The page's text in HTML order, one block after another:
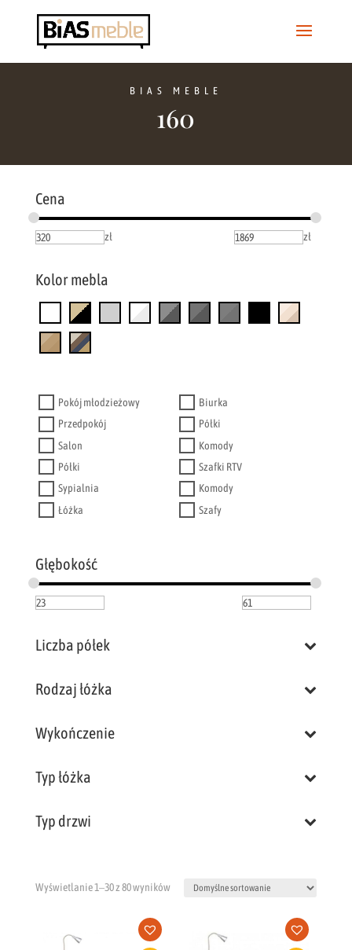
BIAS MEBLE
160
Cena
zł zł
Kolor mebla
Pokój młodzieżowy
Biurka
Przedpokój
Półki
Salon
Komody
Półki
Szafki RTV
Sypialnia
Komody
Łóżka
Szafy
Głębokość
Liczba półek
Rodzaj łóżka
Wykończenie
Typ łóżka
Typ drzwi
Wyświetlanie 1–30 z 80 wyników